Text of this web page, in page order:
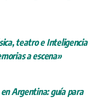
teatro e Inteligencia
a escena»
Argentina: guía para